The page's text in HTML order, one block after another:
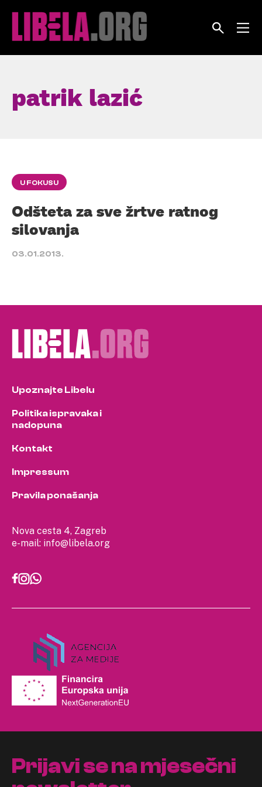
patrik lazić
U FOKUSU
Odšteta za sve žrtve ratnog
silovanja
03.01.2013.
Nova cesta 4, Zagreb
e-mail: info@libela.org
Upoznajte Libelu
Politika ispravaka i
nadopuna
Kontakt
Impressum
Pravila ponašanja
Prijavi se na mjesečni